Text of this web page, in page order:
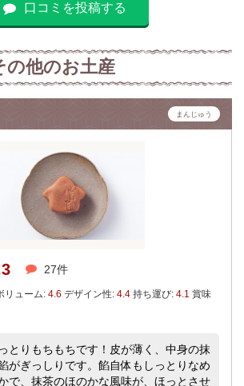
口コミを投稿する
の他のお土産
まんじゅう
27件
リューム: 4.6 デザイン性: 4.4 持ち運び: 4.1 賞味
とりもちもちです！皮が薄く、中身の抹
がぎっしりです。餡自体もしっとりなめ
で、抹茶のほのかな風味が、ほっとさせ